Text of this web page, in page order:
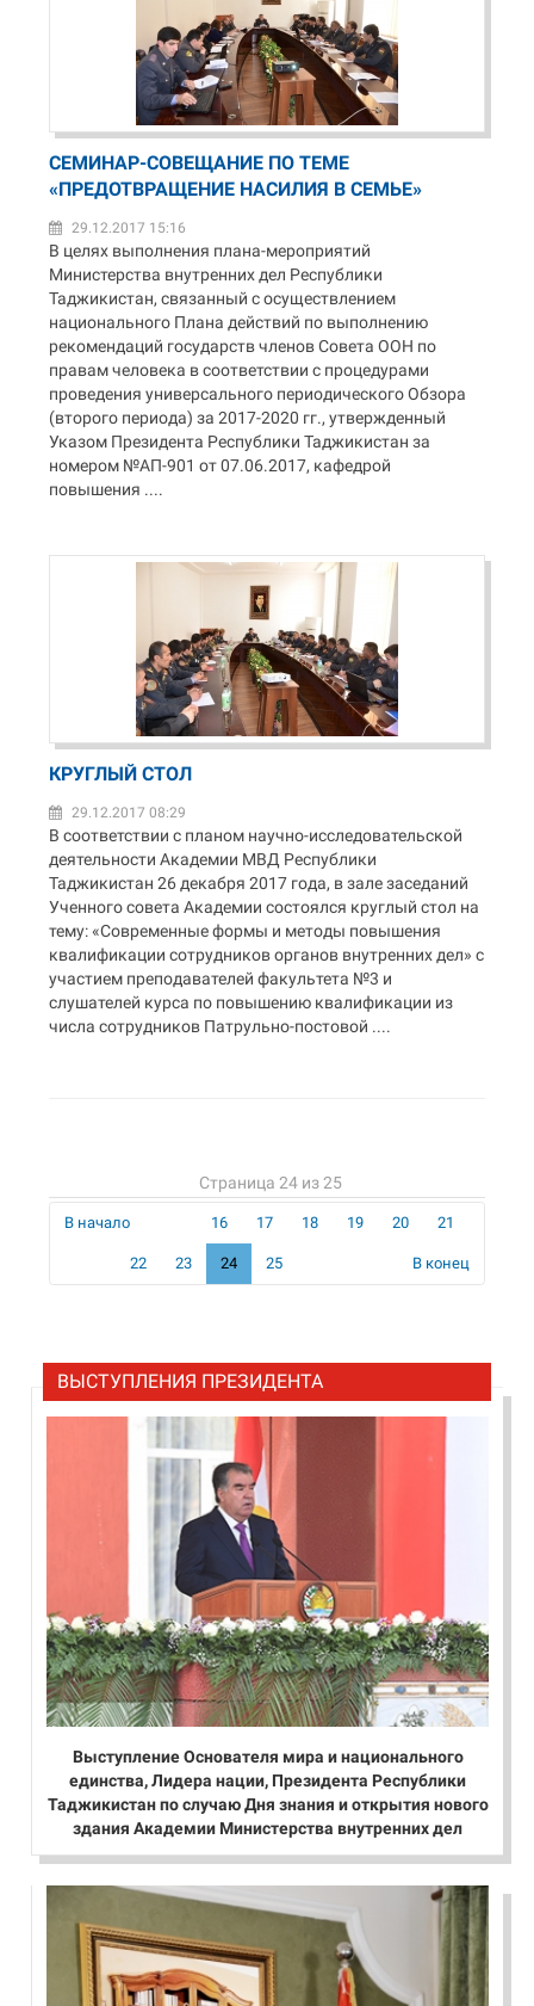
СЕМИНАР-СОВЕЩАНИЕ ПО ТЕМЕ
«ПРЕДОТВРАЩЕНИЕ НАСИЛИЯ В СЕМЬЕ»
29.12.2017 15:16
В целях выполнения плана-мероприятий
Министерства внутренних дел Республики
Таджикистан, связанный с осуществлением
национального Плана действий по выполнению
рекомендаций государств членов Совета ООН по
правам человека в соответствии с процедурами
проведения универсального периодического Обзора
(второго периода) за 2017-2020 гг., утвержденный
Указом Президента Республики Таджикистан за
номером №АП-901 от 07.06.2017, кафедрой
повышения ....
КРУГЛЫЙ СТОЛ
29.12.2017 08:29
В соответствии с планом научно-исследовательской
деятельности Академии МВД Республики
Таджикистан 26 декабря 2017 года, в зале заседаний
Ученного совета Академии состоялся круглый стол на
тему: «Современные формы и методы повышения
квалификации сотрудников органов внутренних дел» с
участием преподавателей факультета №3 и
слушателей курса по повышению квалификации из
числа сотрудников Патрульно-постовой ....
Страница 24 из 25
В начало 16 17 18 19 20 21
22 23 24 25 В конец
ВЫСТУПЛЕНИЯ ПРЕЗИДЕНТА
Выступление Основателя мира и национального
единства, Лидера нации, Президента Республики
Таджикистан по случаю Дня знания и открытия нового
здания Академии Министерства внутренних дел